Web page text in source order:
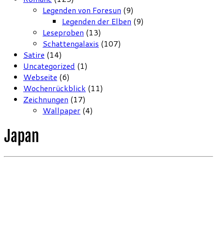
Legenden von Foresun (9)
Legenden der Elben (9)
Leseproben (13)
Schattengalaxis (107)
Satire (14)
Uncategorized (1)
Webseite (6)
Wochenrückblick (11)
Zeichnungen (17)
Wallpaper (4)
Japan